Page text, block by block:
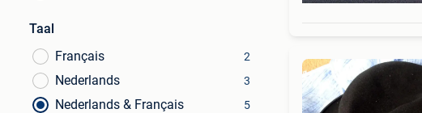
Taal
Français
2
Nederlands 3
Nederlands & Français 5